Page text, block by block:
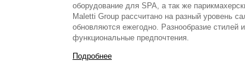
оборудование для SPA, а так же
Maletti Group рассчитано на разный уровень
обновляются ежегодно. Разнообразие стилей
функциональные предпочтения.
Подробнее